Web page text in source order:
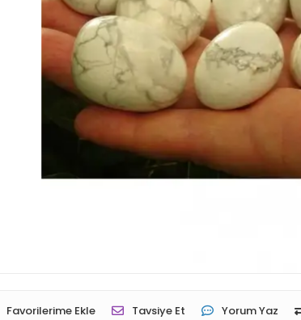
Favorilerime Ekle Tavsiye Et Yorum Yaz